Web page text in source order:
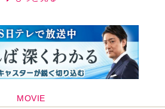
編集部おすすめ